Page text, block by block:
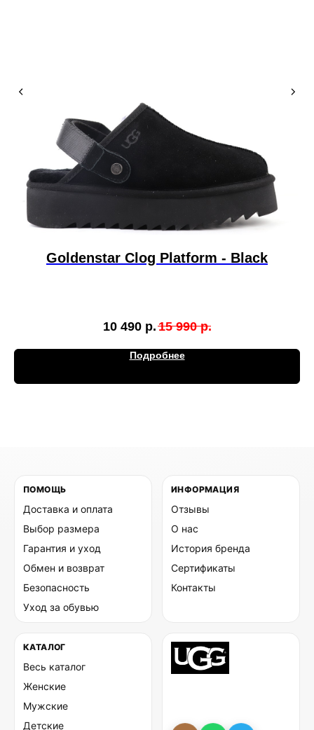
Goldenstar Clog Platform - Black
10 490 р.15 990 р.
Подробнее
ПОМОЩЬ
Доставка и оплата
Выбор размера
Гарантия и уход
Обмен и возврат
Безопасность
Уход за обувью
ИНФОРМАЦИЯ
Отзывы
О нас
История бренда
Сертификаты
Контакты
КАТАЛОГ
Весь каталог
Женские
Мужские
Детские